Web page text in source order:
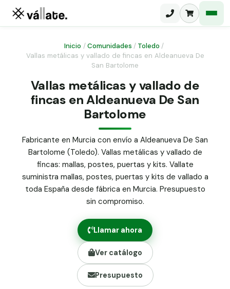
Malla electrosoldada
Malla ganadera
Malla simple torsión
Malla triple torsión
Panel malla H.
Puerta abatible dos hojas
Puerta acceso peatonal
Poste malla Hércules
Poste malla simple torsión
Alambre de espino galvanizado
Alambre liso galvanizado
Malla ocultación 70 g/m² verde
Grapa malla H.
Grapadora
Grapas a-18
Inicio /Comunidades / Toledo /
Vallas metálicas y vallado de fincas en Aldeanueva De
San Bartolome
Vallas metálicas y vallado de
fincas en Aldeanueva De San
Bartolome
Fabricante en Murcia con envío a Aldeanueva De San
Bartolome (Toledo). Vallas metálicas y vallado de
fincas: mallas, postes, puertas y kits. Vallate
suministra mallas, postes, puertas y kits de vallado a
toda España desde fábrica en Murcia. Presupuesto
sin compromiso.
Llamar ahora
Ver catálogo
Presupuesto